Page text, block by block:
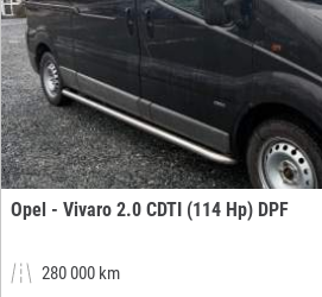
Opel - Vivaro 2.0 CDTI (114 Hp) DPF
280 000 km